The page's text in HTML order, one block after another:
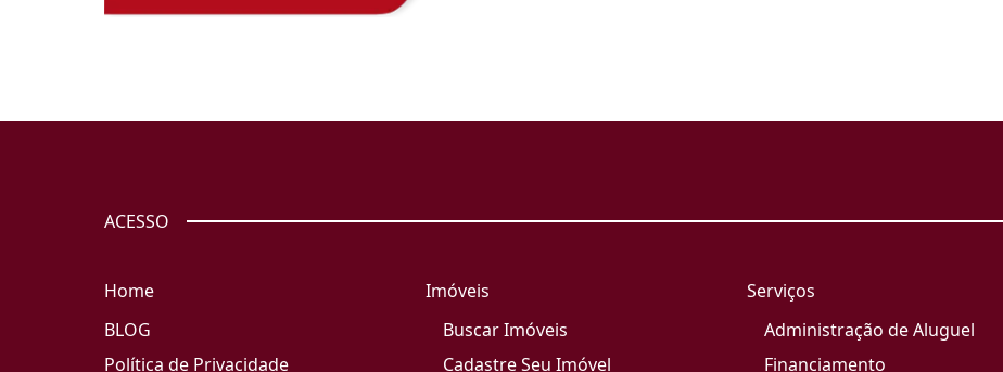
ACESSO
Home
BLOG
Política de Privacidade
Imóveis
Buscar Imóveis
Cadastre Seu Imóvel
Serviços
Administração de Aluguel
Financiamento